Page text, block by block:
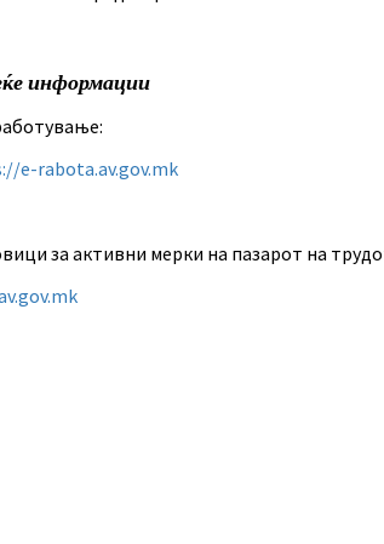
информации
e-rabota.av.gov.mk
за активни мерки на пазарот на